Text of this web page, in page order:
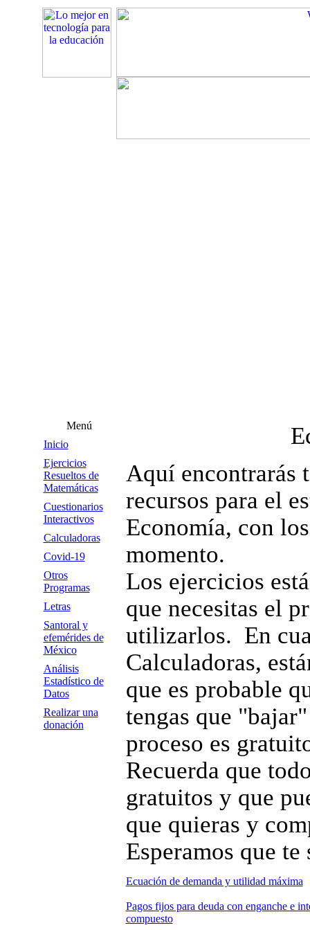
Menú
Inicio
Ejercicios
Resueltos de
Matemáticas
Cuestionarios
Interactivos
Calculadoras
Covid-19
Otros
Programas
Letras
Santoral y
efemérides de
México
Análisis
Estadístico de
Datos
Realizar una
donación
Aquí encontrarás
recursos para el
Economía, con
momento.
Los ejercicios
que necesitas el
utilizarlos. En
Calculadoras,
que es probable
tengas que
proceso es
Recuerda que
gratuitos y que
que quieras y
Esperamos que
Ecuación de demanda y utilidad máxima
Pagos fijos para deuda con enganche e
compuesto